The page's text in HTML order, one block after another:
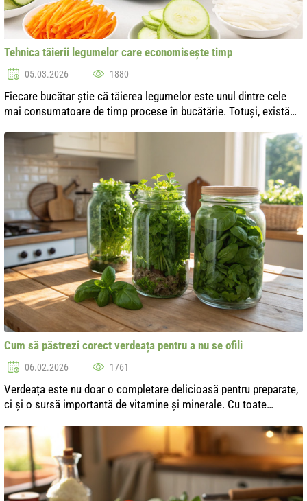
Tehnica tăierii legumelor care economisește timp
05.03.2026 1880
Fiecare bucătar știe că tăierea legumelor este unul dintre cele
mai consumatoare de timp procese în bucătărie. Totuși, există
proces, ...
Cum să păstrezi corect verdeața pentru a nu se ofili
06.02.2026 1761
Verdeața este nu doar o completare delicioasă pentru preparate,
ci și o sursă importantă de vitamine și minerale. Cu toate
ofili rapi...